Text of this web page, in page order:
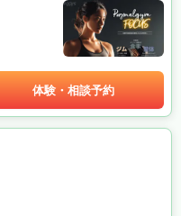
体験・相談予約